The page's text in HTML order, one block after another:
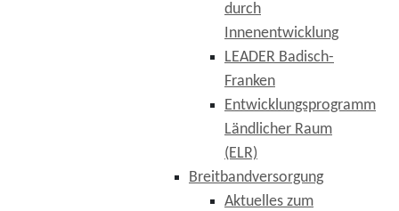
durch
Innenentwicklung
LEADER Badisch-
Franken
Entwicklungsprogramm
Ländlicher Raum
(ELR)
Breitbandversorgung
Aktuelles zum